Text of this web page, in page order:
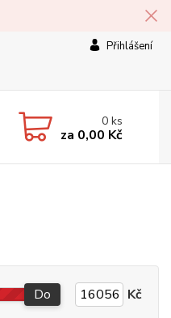
Přihlášení
0 ks
za 0,00 Kč
Do Kč